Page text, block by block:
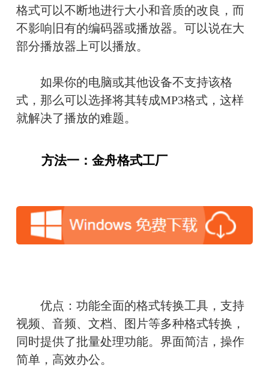
格式可以不断地进行大小和音质的改良，而
不影响旧有的编码器或播放器。可以说在大
部分播放器上可以播放。
如果你的电脑或其他设备不支持该格
式，那么可以选择将其转成MP3格式，这样
就解决了播放的难题。
方法一： 金舟格式工厂
优点：功能全面的格式转换工具，支持
视频、音频、文档、图片等多种格式转换，
同时提供了批量处理功能。界面简洁，操作
简单，高效办公。